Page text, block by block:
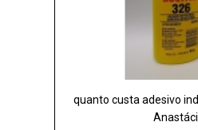
quanto custa adesivo